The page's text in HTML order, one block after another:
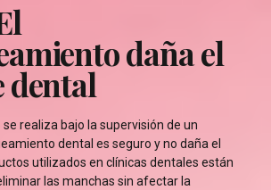
daña el
dental
se realiza bajo la supervisión de un
dental es seguro y no daña el
utilizados en clínicas dentales están
las manchas sin afectar la